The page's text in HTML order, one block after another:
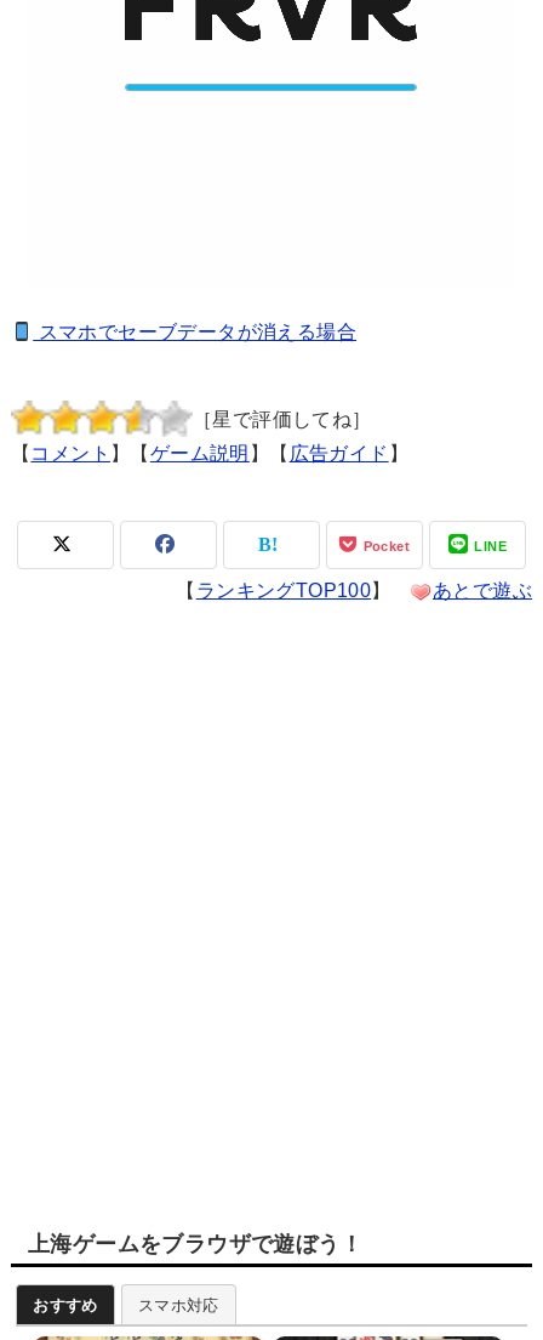
スマホでセーブデータが消える場合
［星で評価してね］
【 コメント 】【 ゲーム説明 】【 広告ガイド 】
Pocket LINE
【 ランキングTOP100】 あとで遊ぶ
上海ゲームをブラウザで遊ぼう！
おすすめ スマホ対応